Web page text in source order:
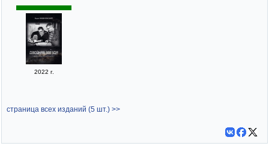
2022 г.
страница всех изданий (5 шт.) >>